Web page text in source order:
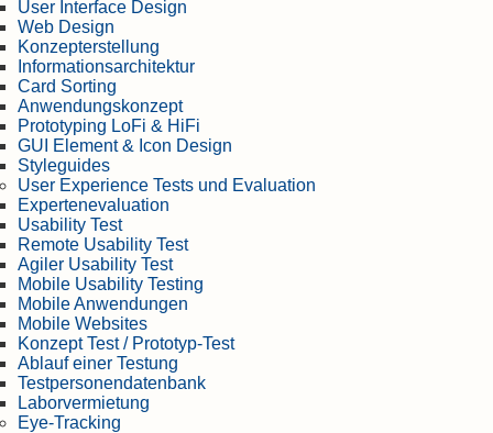
User Interface Design
Web Design
Konzepterstellung
Informationsarchitektur
Card Sorting
Anwendungskonzept
Prototyping LoFi & HiFi
GUI Element & Icon Design
Styleguides
User Experience Tests und Evaluation
Expertenevaluation
Usability Test
Remote Usability Test
Agiler Usability Test
Mobile Usability Testing
Mobile Anwendungen
Mobile Websites
Konzept Test / Prototyp-Test
Ablauf einer Testung
Testpersonendatenbank
Laborvermietung
Eye-Tracking